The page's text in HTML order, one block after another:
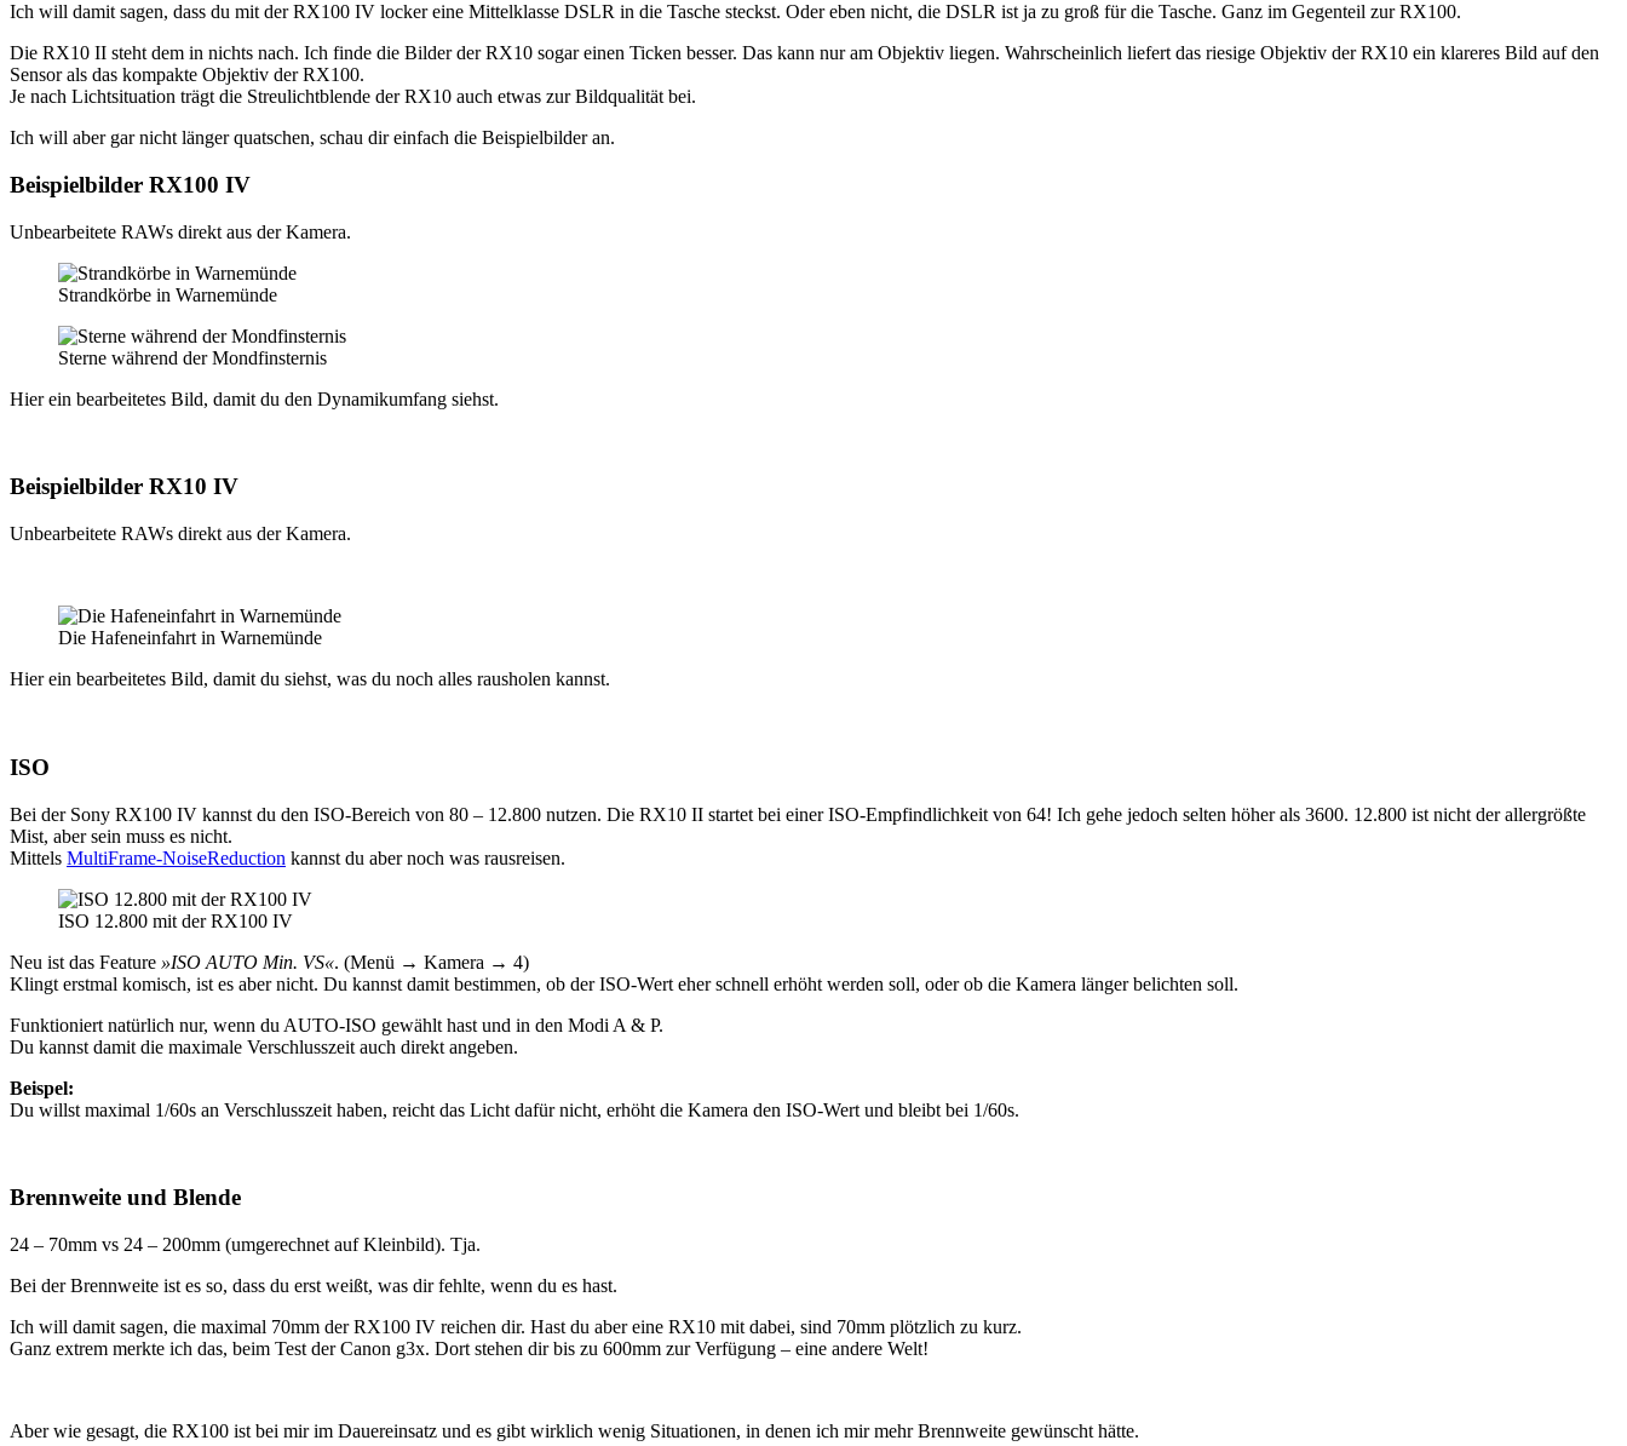
Ich will damit sagen, dass du mit der RX100 IV locker eine Mittelklasse DSLR in die Tasche steckst. Oder eben nicht, die DSLR ist ja zu groß für die Tasche. Ganz im Gegenteil zur RX100.
Die RX10 II steht dem in nichts nach. Ich finde die Bilder der RX10 sogar einen Ticken besser. Das kann nur am Objektiv liegen. Wahrscheinlich liefert das riesige Objektiv der RX10 ein klareres Bild auf den
Sensor als das kompakte Objektiv der RX100.
Je nach Lichtsituation trägt die Streulichtblende der RX10 auch etwas zur Bildqualität bei.
Ich will aber gar nicht länger quatschen, schau dir einfach die Beispielbilder an.
Beispielbilder RX100 IV
Unbearbeitete RAWs direkt aus der Kamera.
Strandkörbe in Warnemünde
Sterne während der Mondfinsternis
Hier ein bearbeitetes Bild, damit du den Dynamikumfang siehst.
Beispielbilder RX10 IV
Unbearbeitete RAWs direkt aus der Kamera.
Die Hafeneinfahrt in Warnemünde
Hier ein bearbeitetes Bild, damit du siehst, was du noch alles rausholen kannst.
ISO
Bei der Sony RX100 IV kannst du den ISO-Bereich von 80 – 12.800 nutzen. Die RX10 II startet bei einer ISO-Empfindlichkeit von 64! Ich gehe jedoch selten höher als 3600. 12.800 ist nicht der allergrößte
Mist, aber sein muss es nicht.
Mittels MultiFrame-NoiseReduction kannst du aber noch was rausreisen.
ISO 12.800 mit der RX100 IV
Neu ist das Feature »ISO AUTO Min. VS«. (Menü → Kamera → 4)
Klingt erstmal komisch, ist es aber nicht. Du kannst damit bestimmen, ob der ISO-Wert eher schnell erhöht werden soll, oder ob die Kamera länger belichten soll.
Funktioniert natürlich nur, wenn du AUTO-ISO gewählt hast und in den Modi A & P.
Du kannst damit die maximale Verschlusszeit auch direkt angeben.
Beispel:
Du willst maximal 1/60s an Verschlusszeit haben, reicht das Licht dafür nicht, erhöht die Kamera den ISO-Wert und bleibt bei 1/60s.
Brennweite und Blende
24 – 70mm vs 24 – 200mm (umgerechnet auf Kleinbild). Tja.
Bei der Brennweite ist es so, dass du erst weißt, was dir fehlte, wenn du es hast.
Ich will damit sagen, die maximal 70mm der RX100 IV reichen dir. Hast du aber eine RX10 mit dabei, sind 70mm plötzlich zu kurz.
Ganz extrem merkte ich das, beim Test der Canon g3x. Dort stehen dir bis zu 600mm zur Verfügung – eine andere Welt!
Aber wie gesagt, die RX100 ist bei mir im Dauereinsatz und es gibt wirklich wenig Situationen, in denen ich mir mehr Brennweite gewünscht hätte.